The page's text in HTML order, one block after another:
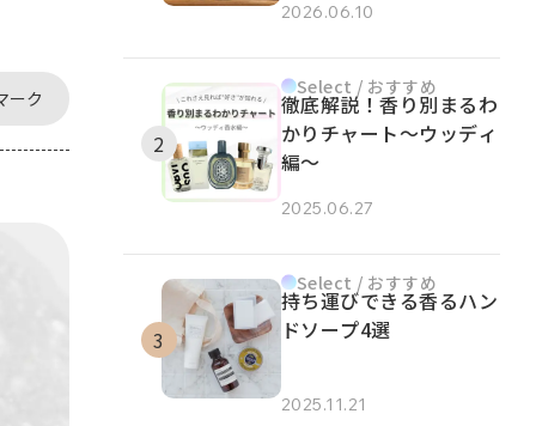
ーク
2026.06.10
Select / おすすめ
徹底解説！香り別まるわ
かりチャート～ウッディ
編～
2025.06.27
Select / おすすめ
持ち運びできる香るハン
ドソープ4選
2025.11.21